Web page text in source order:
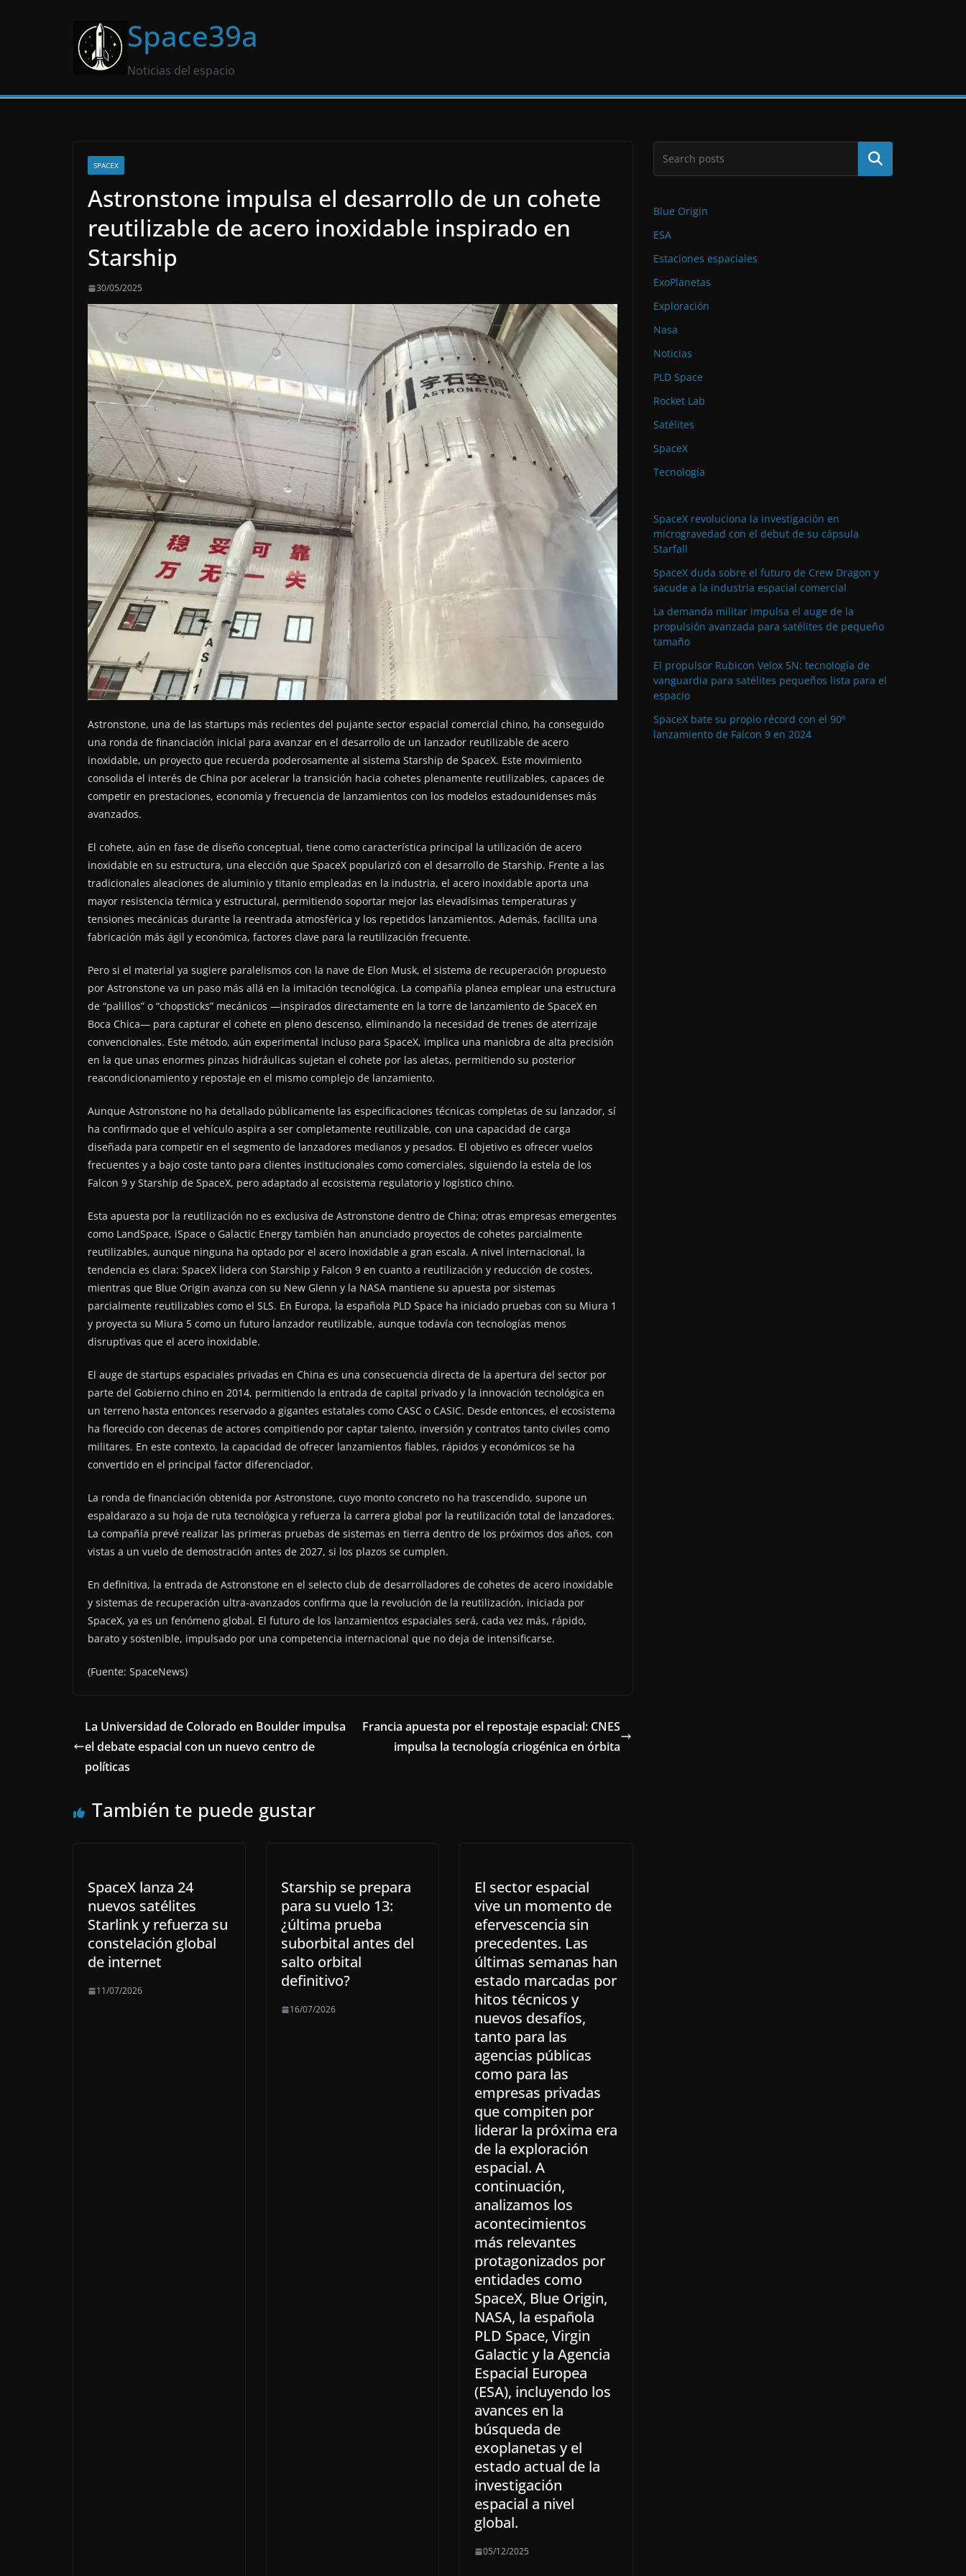
Space39a
Noticias del espacio
SPACEX
Astronstone impulsa el desarrollo de un cohete
reutilizable de acero inoxidable inspirado en
Starship
30/05/2025
Astronstone, una de las startups más recientes del pujante sector espacial comercial chino, ha conseguido
una ronda de financiación inicial para avanzar en el desarrollo de un lanzador reutilizable de acero
inoxidable, un proyecto que recuerda poderosamente al sistema Starship de SpaceX. Este movimiento
consolida el interés de China por acelerar la transición hacia cohetes plenamente reutilizables, capaces de
competir en prestaciones, economía y frecuencia de lanzamientos con los modelos estadounidenses más
avanzados.
El cohete, aún en fase de diseño conceptual, tiene como característica principal la utilización de acero
inoxidable en su estructura, una elección que SpaceX popularizó con el desarrollo de Starship. Frente a las
tradicionales aleaciones de aluminio y titanio empleadas en la industria, el acero inoxidable aporta una
mayor resistencia térmica y estructural, permitiendo soportar mejor las elevadísimas temperaturas y
tensiones mecánicas durante la reentrada atmosférica y los repetidos lanzamientos. Además, facilita una
fabricación más ágil y económica, factores clave para la reutilización frecuente.
Pero si el material ya sugiere paralelismos con la nave de Elon Musk, el sistema de recuperación propuesto
por Astronstone va un paso más allá en la imitación tecnológica. La compañía planea emplear una estructura
de “palillos” o “chopsticks” mecánicos —inspirados directamente en la torre de lanzamiento de SpaceX en
Boca Chica— para capturar el cohete en pleno descenso, eliminando la necesidad de trenes de aterrizaje
convencionales. Este método, aún experimental incluso para SpaceX, implica una maniobra de alta precisión
en la que unas enormes pinzas hidráulicas sujetan el cohete por las aletas, permitiendo su posterior
reacondicionamiento y repostaje en el mismo complejo de lanzamiento.
Aunque Astronstone no ha detallado públicamente las especificaciones técnicas completas de su lanzador, sí
ha confirmado que el vehículo aspira a ser completamente reutilizable, con una capacidad de carga
diseñada para competir en el segmento de lanzadores medianos y pesados. El objetivo es ofrecer vuelos
frecuentes y a bajo coste tanto para clientes institucionales como comerciales, siguiendo la estela de los
Falcon 9 y Starship de SpaceX, pero adaptado al ecosistema regulatorio y logístico chino.
Esta apuesta por la reutilización no es exclusiva de Astronstone dentro de China; otras empresas emergentes
como LandSpace, iSpace o Galactic Energy también han anunciado proyectos de cohetes parcialmente
reutilizables, aunque ninguna ha optado por el acero inoxidable a gran escala. A nivel internacional, la
tendencia es clara: SpaceX lidera con Starship y Falcon 9 en cuanto a reutilización y reducción de costes,
mientras que Blue Origin avanza con su New Glenn y la NASA mantiene su apuesta por sistemas
parcialmente reutilizables como el SLS. En Europa, la española PLD Space ha iniciado pruebas con su Miura 1
y proyecta su Miura 5 como un futuro lanzador reutilizable, aunque todavía con tecnologías menos
disruptivas que el acero inoxidable.
El auge de startups espaciales privadas en China es una consecuencia directa de la apertura del sector por
parte del Gobierno chino en 2014, permitiendo la entrada de capital privado y la innovación tecnológica en
un terreno hasta entonces reservado a gigantes estatales como CASC o CASIC. Desde entonces, el ecosistema
ha florecido con decenas de actores compitiendo por captar talento, inversión y contratos tanto civiles como
militares. En este contexto, la capacidad de ofrecer lanzamientos fiables, rápidos y económicos se ha
convertido en el principal factor diferenciador.
La ronda de financiación obtenida por Astronstone, cuyo monto concreto no ha trascendido, supone un
espaldarazo a su hoja de ruta tecnológica y refuerza la carrera global por la reutilización total de lanzadores.
La compañía prevé realizar las primeras pruebas de sistemas en tierra dentro de los próximos dos años, con
vistas a un vuelo de demostración antes de 2027, si los plazos se cumplen.
En definitiva, la entrada de Astronstone en el selecto club de desarrolladores de cohetes de acero inoxidable
y sistemas de recuperación ultra-avanzados confirma que la revolución de la reutilización, iniciada por
SpaceX, ya es un fenómeno global. El futuro de los lanzamientos espaciales será, cada vez más, rápido,
barato y sostenible, impulsado por una competencia internacional que no deja de intensificarse.
(Fuente: SpaceNews)
La Universidad de Colorado en Boulder impulsa
el debate espacial con un nuevo centro de
políticas
Francia apuesta por el repostaje espacial: CNES
impulsa la tecnología criogénica en órbita
También te puede gustar
SpaceX lanza 24
nuevos satélites
Starlink y refuerza su
constelación global
de internet
11/07/2026
Starship se prepara
para su vuelo 13:
¿última prueba
suborbital antes del
salto orbital
definitivo?
16/07/2026
El sector espacial
vive un momento de
efervescencia sin
precedentes. Las
últimas semanas han
estado marcadas por
hitos técnicos y
nuevos desafíos,
tanto para las
agencias públicas
como para las
empresas privadas
que compiten por
liderar la próxima era
de la exploración
espacial. A
continuación,
analizamos los
acontecimientos
más relevantes
protagonizados por
entidades como
SpaceX, Blue Origin,
NASA, la española
PLD Space, Virgin
Galactic y la Agencia
Espacial Europea
(ESA), incluyendo los
avances en la
búsqueda de
exoplanetas y el
estado actual de la
investigación
espacial a nivel
global.
05/12/2025
Buscar
Blue Origin
ESA
Estaciones espaciales
ExoPlanetas
Exploración
Nasa
Noticias
PLD Space
Rocket Lab
Satélites
SpaceX
Tecnología
SpaceX revoluciona la investigación en
microgravedad con el debut de su cápsula
Starfall
SpaceX duda sobre el futuro de Crew Dragon y
sacude a la industria espacial comercial
La demanda militar impulsa el auge de la
propulsión avanzada para satélites de pequeño
tamaño
El propulsor Rubicon Velox 5N: tecnología de
vanguardia para satélites pequeños lista para el
espacio
SpaceX bate su propio récord con el 90º
lanzamiento de Falcon 9 en 2024